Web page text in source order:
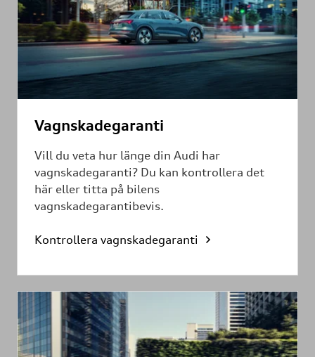
Vagnskadegaranti
Vill du veta hur länge din Audi har
vagnskadegaranti? Du kan kontrollera det
här eller titta på bilens
vagnskadegarantibevis.
Kontrollera vagnskadegaranti